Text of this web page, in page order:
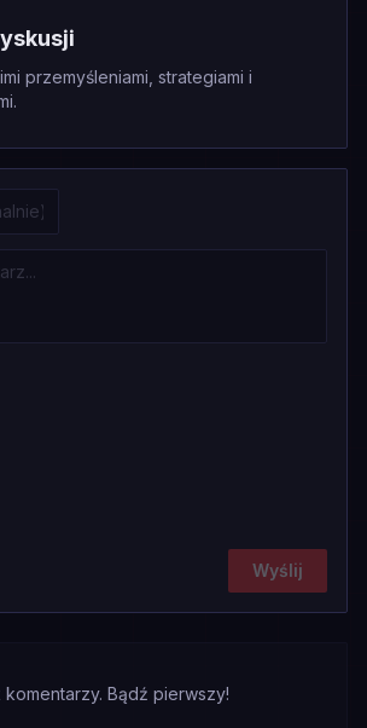
przemyśleniami, strategiami i
Wyślij
komentarzy. Bądź pierwszy!